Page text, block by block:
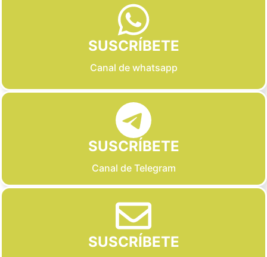
SUSCRÍBETE
Canal de whatsapp
SUSCRÍBETE
Canal de Telegram
SUSCRÍBETE